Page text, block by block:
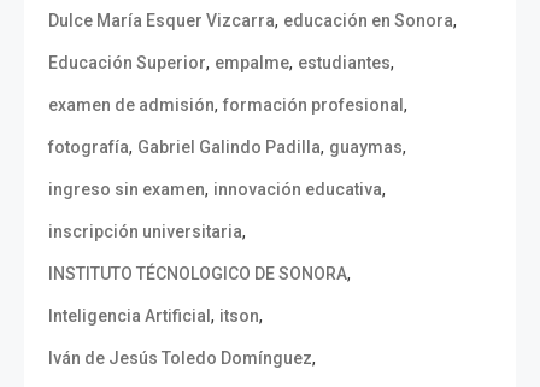
Dulce María Esquer Vizcarra, educación en Sonora,
Educación Superior, empalme, estudiantes,
examen de admisión, formación profesional,
fotografía, Gabriel Galindo Padilla, guaymas,
ingreso sin examen, innovación educativa,
inscripción universitaria,
INSTITUTO TÉCNOLOGICO DE SONORA,
Inteligencia Artificial, itson,
Iván de Jesús Toledo Domínguez,